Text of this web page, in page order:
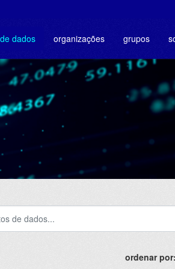
dados organizações grupos
ordenar por